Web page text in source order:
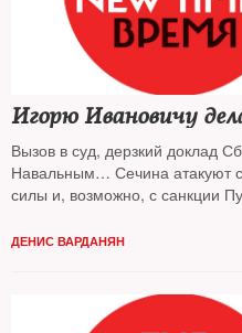
Игорю Ивановичу
Вызов в суд, дерзкий доклад
Навальным… Сечина атакуют
силы и, возможно, с санкции
ДЕНИС ВАРДАНЯН